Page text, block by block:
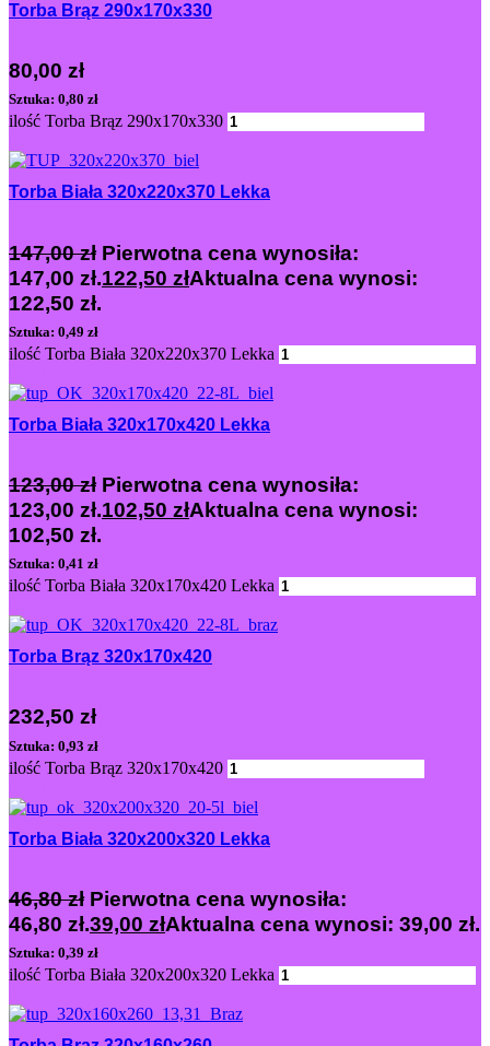
Torba Brąz 290x170x330
80,00 zł
Sztuka: 0,80 zł
ilość Torba Brąz 290x170x330
Torba Biała 320x220x370 Lekka
147,00zł Pierwotna cena wynosiła:
147,00 zł.122,50 złAktualna cena wynosi:
122,50 zł.
Sztuka: 0,49 zł
ilość Torba Biała 320x220x370 Lekka
Torba Biała 320x170x420 Lekka
123,00zł Pierwotna cena wynosiła:
123,00 zł.102,50 złAktualna cena wynosi:
102,50 zł.
Sztuka: 0,41 zł
ilość Torba Biała 320x170x420 Lekka
Torba Brąz 320x170x420
232,50 zł
Sztuka: 0,93 zł
ilość Torba Brąz 320x170x420
Torba Biała 320x200x320 Lekka
46,80zł Pierwotna cena wynosiła:
46,80 zł.39,00 złAktualna cena wynosi: 39,00 zł.
Sztuka: 0,39 zł
ilość Torba Biała 320x200x320 Lekka